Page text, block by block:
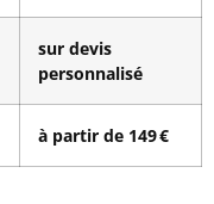
sur devis
personnalisé
à partir de 149 €